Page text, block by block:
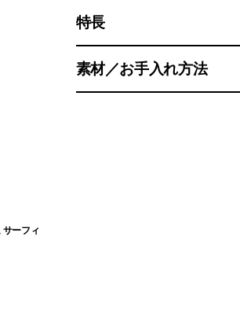
特長
素材／お手入れ方法
ーフィ